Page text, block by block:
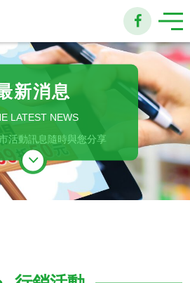
新消息
LATEST NEWS
活動訊息隨時與您分享